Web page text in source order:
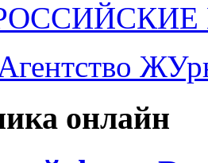
онлайн